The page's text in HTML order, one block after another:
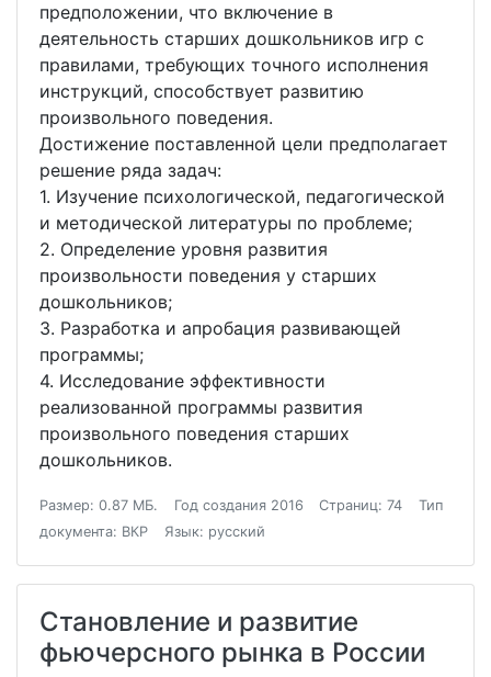
предположении, что включение в
деятельность старших дошкольников игр с
правилами, требующих точного исполнения
инструкций, способствует развитию
произвольного поведения.
Достижение поставленной цели предполагает
решение ряда задач:
1. Изучение психологической, педагогической
и методической литературы по проблеме;
2. Определение уровня развития
произвольности поведения у старших
дошкольников;
3. Разработка и апробация развивающей
программы;
4. Исследование эффективности
реализованной программы развития
произвольного поведения старших
дошкольников.
Размер: 0.87 МБ. Год создания 2016 Страниц: 74
Тип
документа: ВКР
Язык: русский
Становление и развитие
фьючерсного рынка в России